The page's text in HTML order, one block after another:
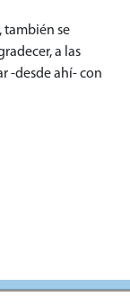
también se
a las
-desde ahí- con